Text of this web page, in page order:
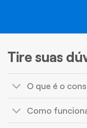
Tire suas
O que é o
Como